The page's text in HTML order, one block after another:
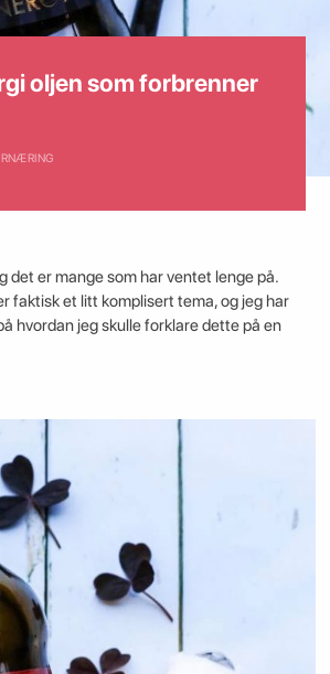
oljen som forbrenner
det er mange som har ventet lenge på.
faktisk et litt komplisert tema, og jeg har
hvordan jeg skulle forklare dette på en